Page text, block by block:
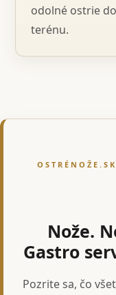
odolné ostrie do
terénu.
Nože.
Gastro
Pozrite sa, čo